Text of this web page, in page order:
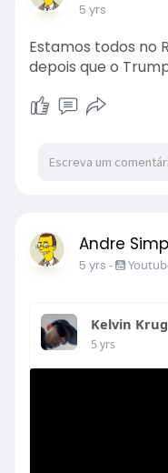
5 yrs
Estamos todos no
depois que o
Andre
5 yrs -
Kelvin Krug
5 yrs